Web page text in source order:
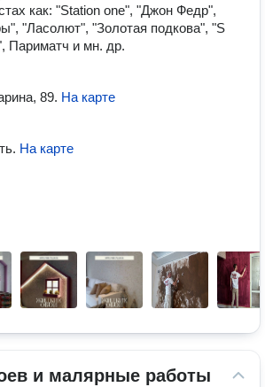
как: "Station one", "Джон Федр",
"Ласолют", "Золотая подкова", "S
Париматч и мн. др.
89. На карте
. На карте
и малярные работы